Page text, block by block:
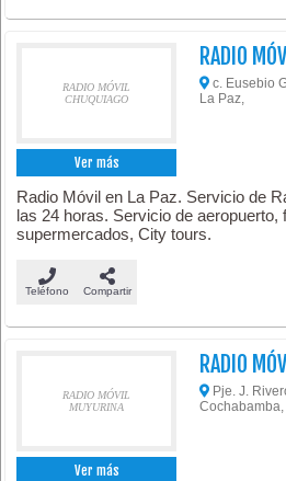
RADIO MÓVIL
CHUQUIAGO
Ver más
RADIO
c. Eusebio
La Paz,
Radio Móvil en La Paz. Servicio de
las 24 horas. Servicio de aeropuerto,
supermercados, City tours.
Teléfono Compartir
RADIO MÓVIL
MUYURINA
Ver más
RADIO
Pje. J.
Cochabamba,